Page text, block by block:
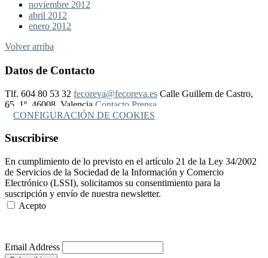
noviembre 2012
abril 2012
enero 2012
Volver arriba
Datos de Contacto
Tlf. 604 80 53 32 fecoreva@fecoreva.es Calle Guillem de Castro,
65, 1º, 46008, Valencia Contacto Prensa
CONFIGURACIÓN DE COOKIES
Suscribirse
En cumplimiento de lo previsto en el artículo 21 de la Ley 34/2002
de Servicios de la Sociedad de la Información y Comercio
Electrónico (LSSI), solicitamos su consentimiento para la
suscripción y envío de nuestra newsletter.
Acepto
Email Address